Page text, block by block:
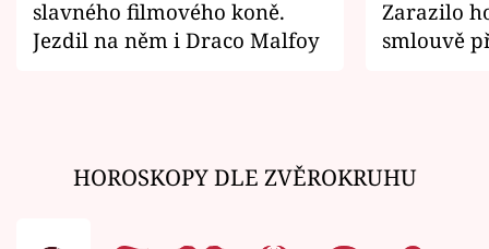
slavného filmového koně.
Jezdil na něm i Draco Malfoy
Zarazilo
smlouvě
HOROSKOPY DLE ZVĚROKRUHU